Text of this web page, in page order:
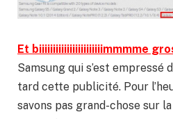
Et biiiiiiiiiiiiiiiiiiiiiiimmmme
Samsung qui s’est
tard cette publicité. Pour
savons pas grand-chose sur